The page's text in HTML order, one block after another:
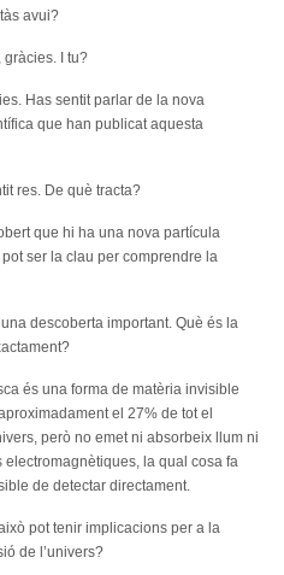
avui?
gràcies. I tu?
Has sentit parlar de la nova
que han publicat aquesta
res. De què tracta?
que hi ha una nova partícula
ser la clau per comprendre la
descoberta important. Què és la
és una forma de matèria invisible
el 27% de tot el
però no emet ni absorbeix llum ni
electromagnètiques, la qual cosa fa
de detectar directament.
pot tenir implicacions per a la
de l’univers?